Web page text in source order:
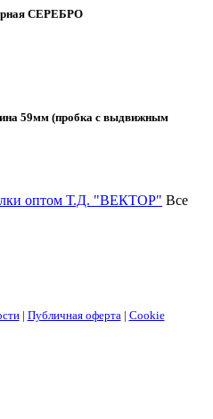
СЕРЕБРО
59мм (пробка с выдвижным
оптом Т.Д. "ВЕКТОР" Все
| Публичная оферта| Cookie